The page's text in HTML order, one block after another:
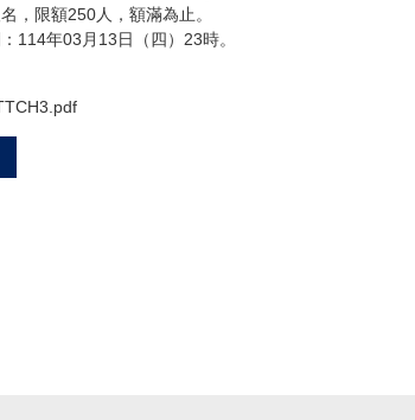
，限額250人，額滿為止。
114年03月13日（四）23時。